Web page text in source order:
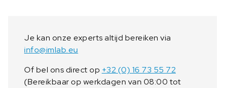
Je kan onze experts altijd bereiken via
info@imlab.eu
Of bel ons direct op +32 (0) 16 73 55 72
(Bereikbaar op werkdagen van 08:00 tot